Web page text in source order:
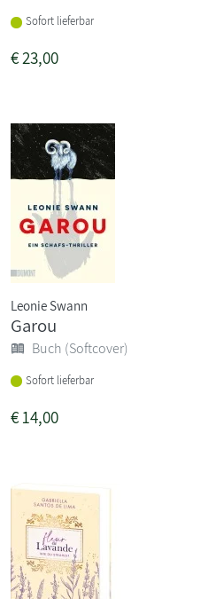
Sofort lieferbar
€23,00
Leonie Swann
Garou
Buch (Softcover)
Sofort lieferbar
€14,00